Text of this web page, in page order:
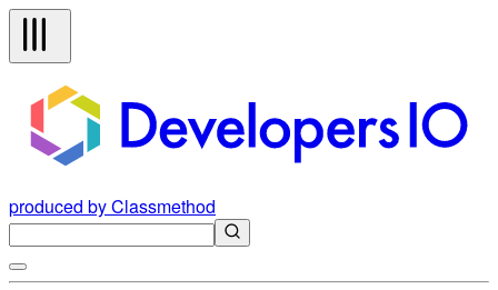
produced by Classmethod